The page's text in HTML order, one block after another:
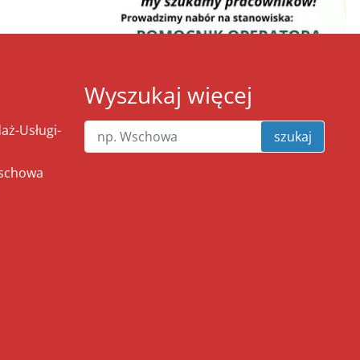
Usługi-
Wyszukaj więcej
szukaj